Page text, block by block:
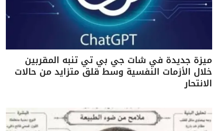
ميزة جديدة في شات جي بي تي تنبه المقربين
خلال الأزمات النفسية وسط قلق متزايد من حالات
الانتحار